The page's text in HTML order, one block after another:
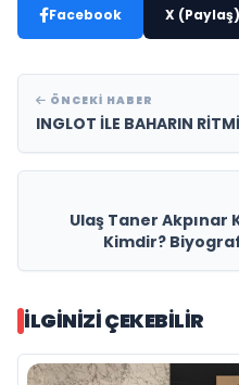
Facebook X (Paylaş)
ÖNCEKI HABER
INGLOT İLE BAHARIN
Ulaş Taner Akpınar
Kimdir?
İLGINIZI ÇEKEBILIR